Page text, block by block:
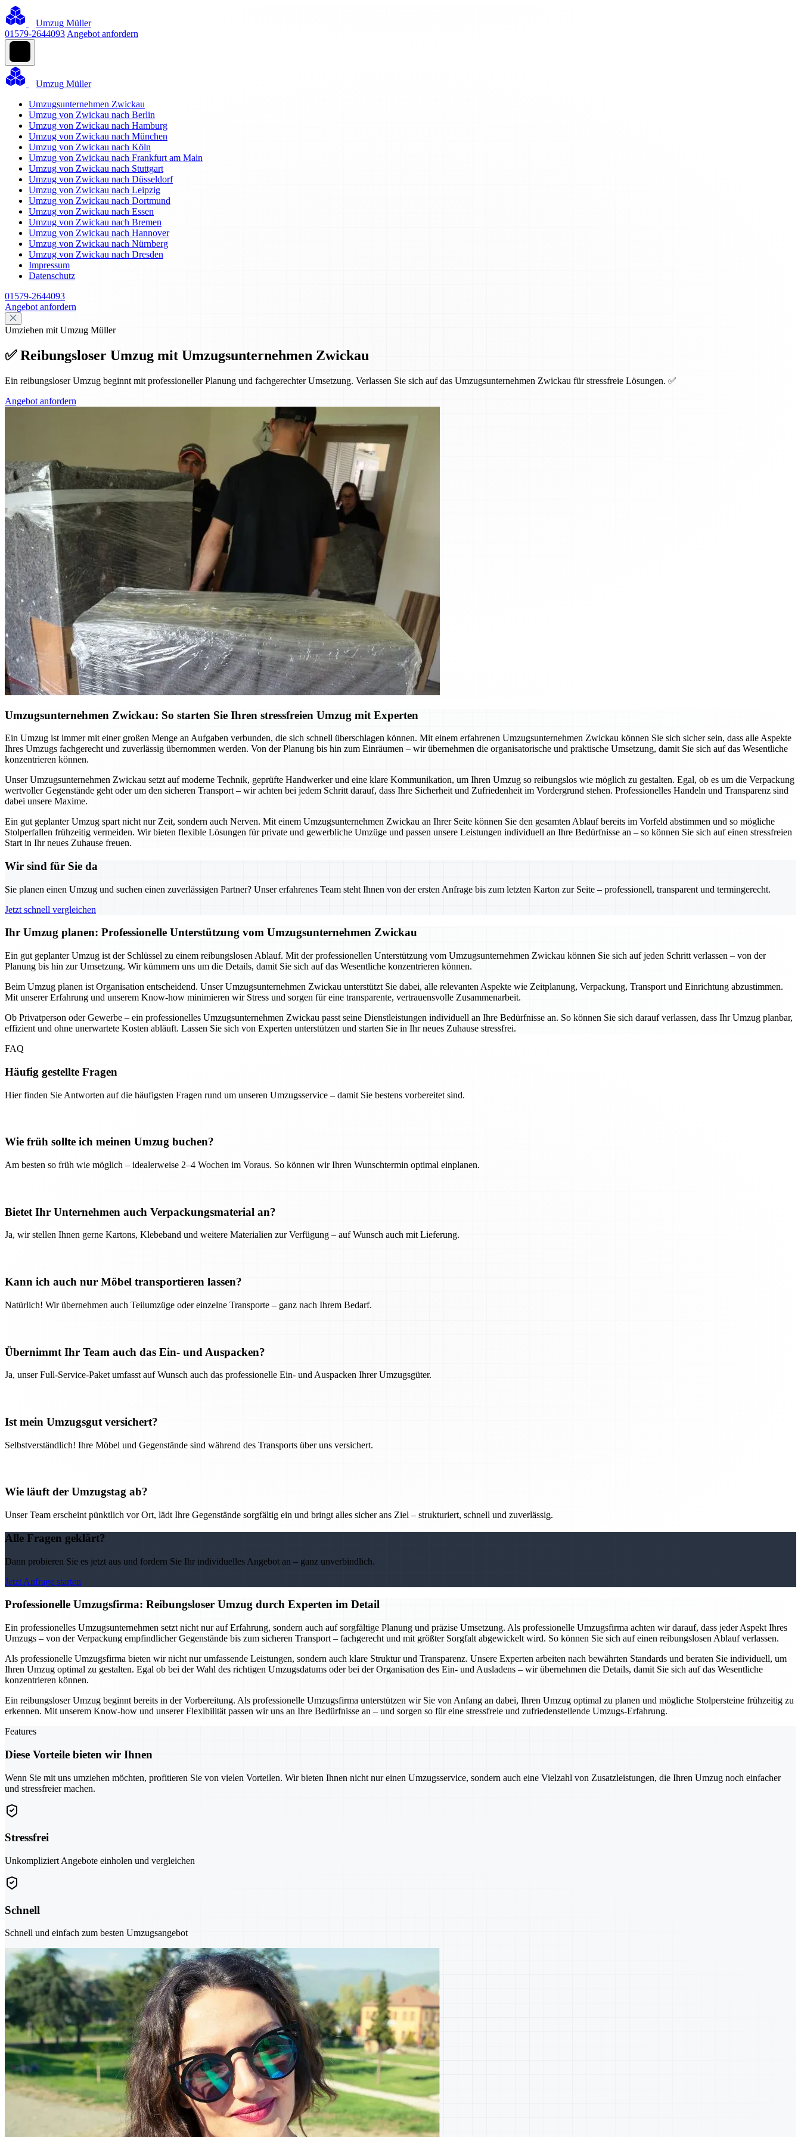
Umzug Müller
01579-2644093 Angebot anfordern
Umzug Müller
Umzugsunternehmen Zwickau
Umzug von Zwickau nach Berlin
Umzug von Zwickau nach Hamburg
Umzug von Zwickau nach München
Umzug von Zwickau nach Köln
Umzug von Zwickau nach Frankfurt am Main
Umzug von Zwickau nach Stuttgart
Umzug von Zwickau nach Düsseldorf
Umzug von Zwickau nach Leipzig
Umzug von Zwickau nach Dortmund
Umzug von Zwickau nach Essen
Umzug von Zwickau nach Bremen
Umzug von Zwickau nach Hannover
Umzug von Zwickau nach Nürnberg
Umzug von Zwickau nach Dresden
Impressum
Datenschutz
01579-2644093
Angebot anfordern
Umziehen mit Umzug Müller
✅ Reibungsloser Umzug mit Umzugsunternehmen Zwickau
Ein reibungsloser Umzug beginnt mit professioneller Planung und fachgerechter Umsetzung. Verlassen Sie sich auf das Umzugsunternehmen Zwickau für stressfreie Lösungen. ✅
Angebot anfordern
Umzugsunternehmen Zwickau: So starten Sie Ihren stressfreien Umzug mit Experten
Ein Umzug ist immer mit einer großen Menge an Aufgaben verbunden, die sich schnell überschlagen können. Mit einem erfahrenen Umzugsunternehmen Zwickau können Sie sich sicher sein, dass alle Aspekte
Ihres Umzugs fachgerecht und zuverlässig übernommen werden. Von der Planung bis hin zum Einräumen – wir übernehmen die organisatorische und praktische Umsetzung, damit Sie sich auf das Wesentliche
konzentrieren können.
Unser Umzugsunternehmen Zwickau setzt auf moderne Technik, geprüfte Handwerker und eine klare Kommunikation, um Ihren Umzug so reibungslos wie möglich zu gestalten. Egal, ob es um die Verpackung
wertvoller Gegenstände geht oder um den sicheren Transport – wir achten bei jedem Schritt darauf, dass Ihre Sicherheit und Zufriedenheit im Vordergrund stehen. Professionelles Handeln und Transparenz sind
dabei unsere Maxime.
Ein gut geplanter Umzug spart nicht nur Zeit, sondern auch Nerven. Mit einem Umzugsunternehmen Zwickau an Ihrer Seite können Sie den gesamten Ablauf bereits im Vorfeld abstimmen und so mögliche
Stolperfallen frühzeitig vermeiden. Wir bieten flexible Lösungen für private und gewerbliche Umzüge und passen unsere Leistungen individuell an Ihre Bedürfnisse an – so können Sie sich auf einen stressfreien
Start in Ihr neues Zuhause freuen.
Wir sind für Sie da
Sie planen einen Umzug und suchen einen zuverlässigen Partner? Unser erfahrenes Team steht Ihnen von der ersten Anfrage bis zum letzten Karton zur Seite – professionell, transparent und termingerecht.
Jetzt schnell vergleichen
Ihr Umzug planen: Professionelle Unterstützung vom Umzugsunternehmen Zwickau
Ein gut geplanter Umzug ist der Schlüssel zu einem reibungslosen Ablauf. Mit der professionellen Unterstützung vom Umzugsunternehmen Zwickau können Sie sich auf jeden Schritt verlassen – von der
Planung bis hin zur Umsetzung. Wir kümmern uns um die Details, damit Sie sich auf das Wesentliche konzentrieren können.
Beim Umzug planen ist Organisation entscheidend. Unser Umzugsunternehmen Zwickau unterstützt Sie dabei, alle relevanten Aspekte wie Zeitplanung, Verpackung, Transport und Einrichtung abzustimmen.
Mit unserer Erfahrung und unserem Know-how minimieren wir Stress und sorgen für eine transparente, vertrauensvolle Zusammenarbeit.
Ob Privatperson oder Gewerbe – ein professionelles Umzugsunternehmen Zwickau passt seine Dienstleistungen individuell an Ihre Bedürfnisse an. So können Sie sich darauf verlassen, dass Ihr Umzug planbar,
effizient und ohne unerwartete Kosten abläuft. Lassen Sie sich von Experten unterstützen und starten Sie in Ihr neues Zuhause stressfrei.
FAQ
Häufig gestellte Fragen
Hier finden Sie Antworten auf die häufigsten Fragen rund um unseren Umzugsservice – damit Sie bestens vorbereitet sind.
Wie früh sollte ich meinen Umzug buchen?
Am besten so früh wie möglich – idealerweise 2–4 Wochen im Voraus. So können wir Ihren Wunschtermin optimal einplanen.
Bietet Ihr Unternehmen auch Verpackungsmaterial an?
Ja, wir stellen Ihnen gerne Kartons, Klebeband und weitere Materialien zur Verfügung – auf Wunsch auch mit Lieferung.
Kann ich auch nur Möbel transportieren lassen?
Natürlich! Wir übernehmen auch Teilumzüge oder einzelne Transporte – ganz nach Ihrem Bedarf.
Übernimmt Ihr Team auch das Ein- und Auspacken?
Ja, unser Full-Service-Paket umfasst auf Wunsch auch das professionelle Ein- und Auspacken Ihrer Umzugsgüter.
Ist mein Umzugsgut versichert?
Selbstverständlich! Ihre Möbel und Gegenstände sind während des Transports über uns versichert.
Wie läuft der Umzugstag ab?
Unser Team erscheint pünktlich vor Ort, lädt Ihre Gegenstände sorgfältig ein und bringt alles sicher ans Ziel – strukturiert, schnell und zuverlässig.
Alle Fragen geklärt?
Dann probieren Sie es jetzt aus und fordern Sie Ihr individuelles Angebot an – ganz unverbindlich.
Jetzt Anfrage starten
Professionelle Umzugsfirma: Reibungsloser Umzug durch Experten im Detail
Ein professionelles Umzugsunternehmen setzt nicht nur auf Erfahrung, sondern auch auf sorgfältige Planung und präzise Umsetzung. Als professionelle Umzugsfirma achten wir darauf, dass jeder Aspekt Ihres
Umzugs – von der Verpackung empfindlicher Gegenstände bis zum sicheren Transport – fachgerecht und mit größter Sorgfalt abgewickelt wird. So können Sie sich auf einen reibungslosen Ablauf verlassen.
Als professionelle Umzugsfirma bieten wir nicht nur umfassende Leistungen, sondern auch klare Struktur und Transparenz. Unsere Experten arbeiten nach bewährten Standards und beraten Sie individuell, um
Ihren Umzug optimal zu gestalten. Egal ob bei der Wahl des richtigen Umzugsdatums oder bei der Organisation des Ein- und Ausladens – wir übernehmen die Details, damit Sie sich auf das Wesentliche
konzentrieren können.
Ein reibungsloser Umzug beginnt bereits in der Vorbereitung. Als professionelle Umzugsfirma unterstützen wir Sie von Anfang an dabei, Ihren Umzug optimal zu planen und mögliche Stolpersteine frühzeitig zu
erkennen. Mit unserem Know-how und unserer Flexibilität passen wir uns an Ihre Bedürfnisse an – und sorgen so für eine stressfreie und zufriedenstellende Umzugs-Erfahrung.
Features
Diese Vorteile bieten wir Ihnen
Wenn Sie mit uns umziehen möchten, profitieren Sie von vielen Vorteilen. Wir bieten Ihnen nicht nur einen Umzugsservice, sondern auch eine Vielzahl von Zusatzleistungen, die Ihren Umzug noch einfacher
und stressfreier machen.
Stressfrei
Unkompliziert Angebote einholen und vergleichen
Schnell
Schnell und einfach zum besten Umzugsangebot